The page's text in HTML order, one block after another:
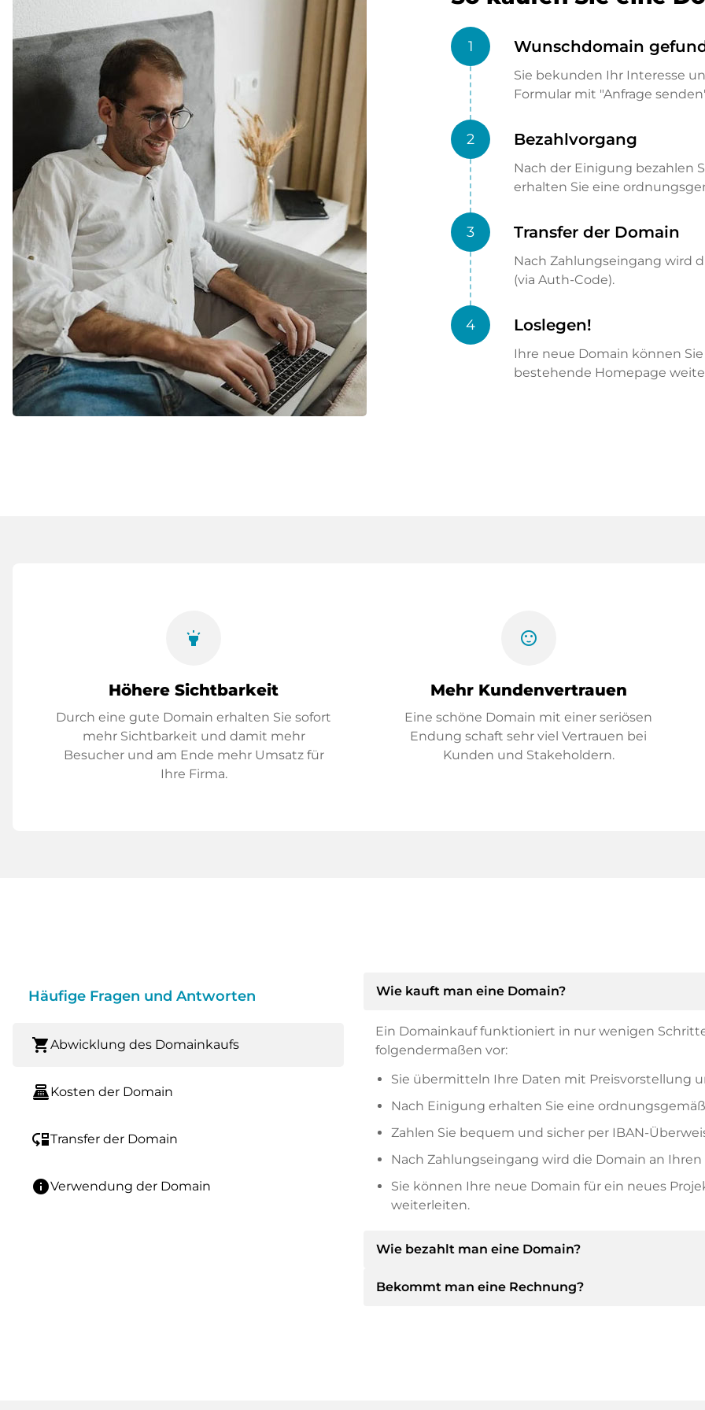
1 Wunschdomain
Sie bekunden Ihr Interesse
Formular mit "Anfrage
2 Bezahlvorgang
Nach der Einigung bezahlen
erhalten Sie eine
3 Transfer der Domain
Nach Zahlungseingang wird
(via Auth-Code).
4 Loslegen!
Ihre neue Domain können
bestehende Homepage
highlight
Höhere Sichtbarkeit
Durch eine gute Domain erhalten Sie sofort
mehr Sichtbarkeit und damit mehr
Besucher und am Ende mehr Umsatz für
Ihre Firma.
sentiment_satisfied
Mehr Kundenvertrauen
Eine schöne Domain mit einer seriösen
Endung schaft sehr viel Vertrauen bei
Kunden und Stakeholdern.
Häufige Fragen und Antworten
shopping_cartAbwicklung des Domainkaufs
point_of_saleKosten der Domain
move_downTransfer der Domain
infoVerwendung der Domain
Wie kauft man eine Domain?
Ein Domainkauf funktioniert in nur wenigen
folgendermaßen vor:
Sie übermitteln Ihre Daten mit Preisvorstellung
Nach Einigung erhalten Sie eine
Zahlen Sie bequem und sicher per IBAN-
Nach Zahlungseingang wird die Domain an
Sie können Ihre neue Domain für ein neues
weiterleiten.
Wie bezahlt man eine Domain?
Nach einer Einigung wird der Inhaber Ihnen die
Bekommt man eine Rechnung?